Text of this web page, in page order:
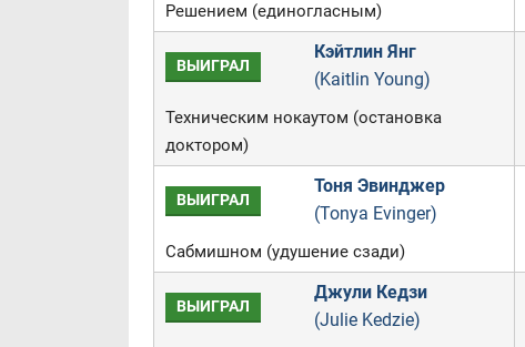
Решением (единогласным)
ВЫИГРАЛ
Кэйтлин Янг
(Kaitlin Young)
Техническим нокаутом (остановка
доктором)
ВЫИГРАЛ
Тоня Эвинджер
(Tonya Evinger)
Сабмишном (удушение сзади)
ВЫИГРАЛ
Джули Кедзи
(Julie Kedzie)